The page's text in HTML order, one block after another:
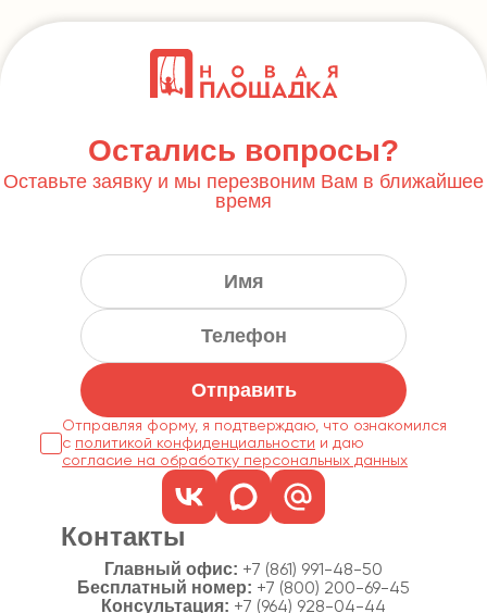
Остались вопросы?
Оставьте заявку и мы перезвоним Вам в ближайшее
время
Отправить
Отправляя форму, я подтверждаю, что ознакомился
с политикой конфиденциальности
согласие на обработку персональных данных
Контакты
Главный офис: +7 (861) 991-48-50
Бесплатный номер: +7 (800) 200-69-45
Консультация: +7 (964) 928-04-44